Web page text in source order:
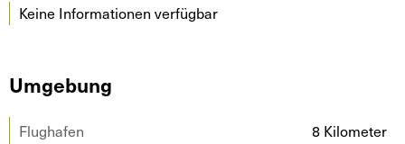
Keine Informationen verfügbar
Umgebung
Flughafen
8 Kilometer